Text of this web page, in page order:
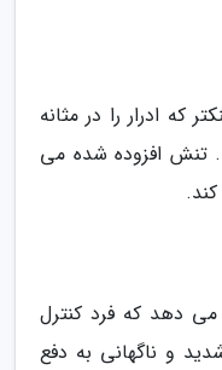
که ادرار را در مثانه
تنش افزوده شده می
کند.
می دهد که فرد کنترل
و ناگهانی به دفع